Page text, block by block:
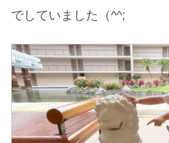
でしていました（^^;